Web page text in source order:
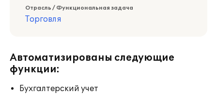
Отрасль / Функциональная задача
Торговля
Автоматизированы следующие
функции:
Бухгалтерский учет